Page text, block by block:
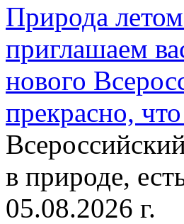
Природа
приглашаем
нового
прекрасно,
в природе,
05.08.2026 г.